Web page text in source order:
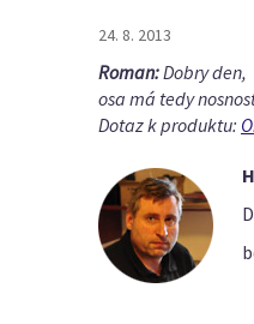
24. 8. 2013
Roman:Dobry den,
osa má tedy
Dotaz k produktu: